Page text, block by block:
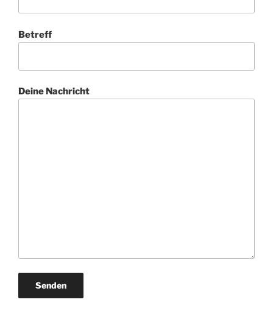
Betreff
Deine Nachricht